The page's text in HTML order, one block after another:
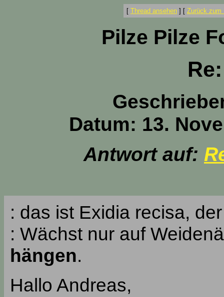
[ Thread ansehen ] [ Zurück zum
Pilze Pilze
Datum: 13.
Antwort auf:
: das ist Exidia recisa,
: Wächst nur auf
hängen.
Hallo Andreas,